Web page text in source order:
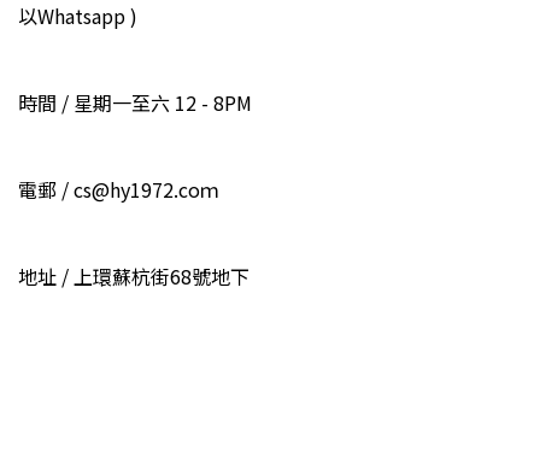
以Whatsapp )
時間 / 星期一至六 12 - 8PM
電郵 / cs@hy1972.coｍ
地址 / 上環蘇杭街68號地下